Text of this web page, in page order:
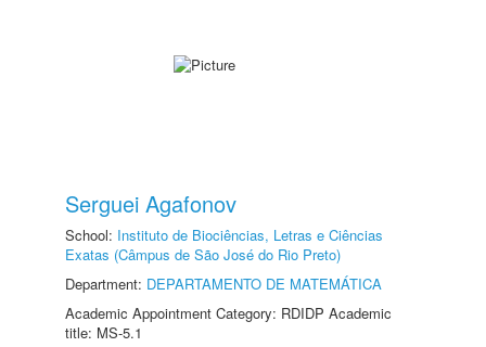
Serguei Agafonov
School: Instituto de Biociências, Letras e Ciências
Exatas (Câmpus de São José do Rio Preto)
Department: DEPARTAMENTO DE MATEMÁTICA
Academic Appointment Category: RDIDP Academic
title: MS-5.1